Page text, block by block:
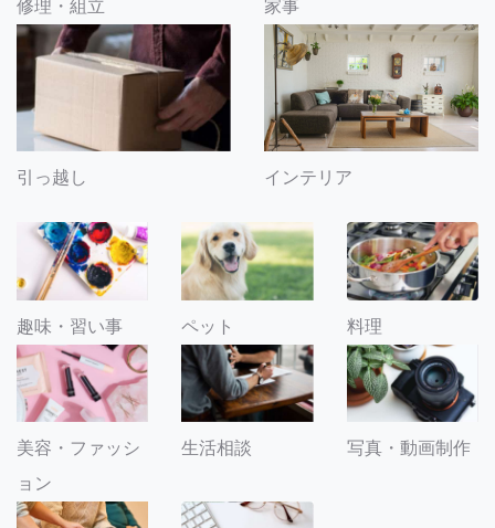
修理・組立 家事
引っ越し インテリア
趣味・習い事 ペット 料理
美容・ファッシ
ョン
生活相談 写真・動画制作